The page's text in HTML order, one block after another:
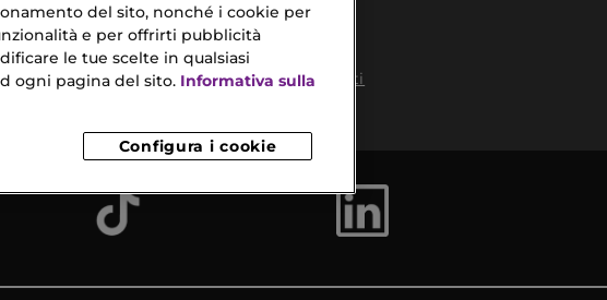
Reso
Pagamenti
del sito, nonché i cookie per
e per offrirti pubblicità
le tue scelte in qualsiasi
ogni pagina del sito. Informativa sulla
Configura i cookie